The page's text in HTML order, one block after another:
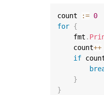
count := 0
for {
    fmt
.
    count
++
if
}
}